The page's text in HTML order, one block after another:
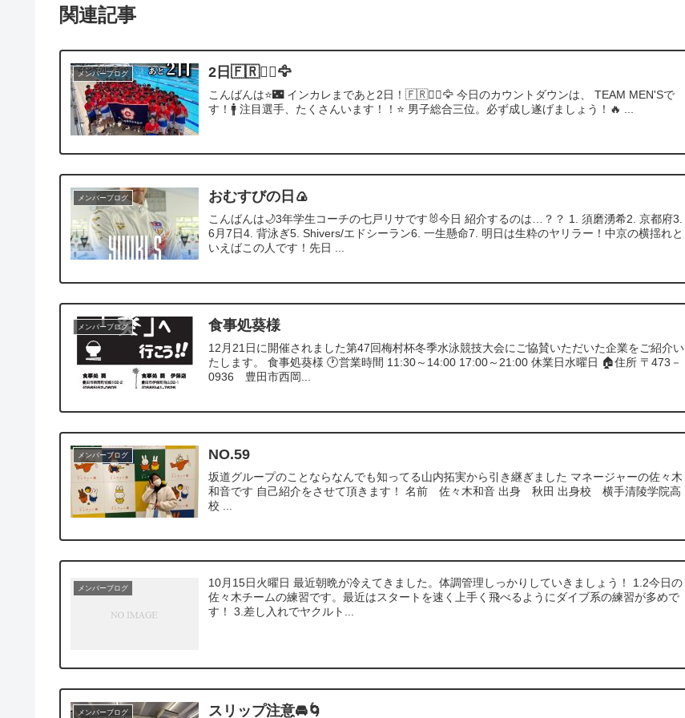
関連記事
メンバーブログ 2日🇫🇷❤️‍🔥🦅
こんばんは⭐️🌃 インカレまであと2日！🇫🇷❤️‍🔥🦅 今日のカウントダウンは、 TEAM MEN'Sで
す！🚹 注目選手、たくさんいます！！⭐️ 男子総合三位。必ず成し遂げましょう！🔥 ...
メンバーブログ おむすびの日🍙
こんばんは🌙3年学生コーチの七戸リサです🐰今日 紹介するのは…？？ 1. 須磨湧希2. 京都府3.
6月7日4. 背泳ぎ5. Shivers/エドシーラン6. 一生懸命7. 明日は生粋のヤリラー！中京の横揺れと
いえばこの人です！先日 ...
メンバーブログ 食事処葵様
12月21日に開催されました第47回梅村杯冬季水泳競技大会にご協賛いただいた企業をご紹介い
たします。 食事処葵様 🕐営業時間 11:30～14:00 17:00～21:00 休業日水曜日 🏠住所 〒473－
0936 豊田市西岡...
メンバーブログ NO.59
坂道グループのことならなんでも知ってる山内拓実から引き継ぎました マネージャーの佐々木
和音です 自己紹介をさせて頂きます！ 名前 佐々木和音 出身 秋田 出身校 横手清陵学院高
校 ...
メンバーブログ
10月15日火曜日 最近朝晩が冷えてきました。体調管理しっかりしていきましょう！ 1.2今日の
佐々木チームの練習です。最近はスタートを速く上手く飛べるようにダイブ系の練習が多めで
す！ 3.差し入れでヤクルト...
メンバーブログ スリップ注意🚘🌀